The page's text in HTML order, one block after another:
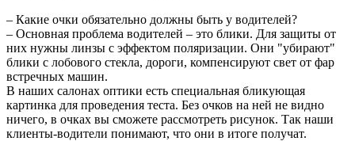
– Какие очки обязательно должны быть у водителей?
– Основная проблема водителей – это блики. Для защиты от
них нужны линзы с эффектом поляризации. Они "убирают"
блики с лобового стекла, дороги, компенсируют свет от фар
встречных машин.
В наших салонах оптики есть специальная бликующая
картинка для проведения теста. Без очков на ней не видно
ничего, в очках вы сможете рассмотреть рисунок. Так наши
клиенты-водители понимают, что они в итоге получат.